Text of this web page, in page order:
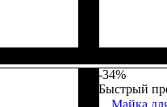
-34%
Быстрый